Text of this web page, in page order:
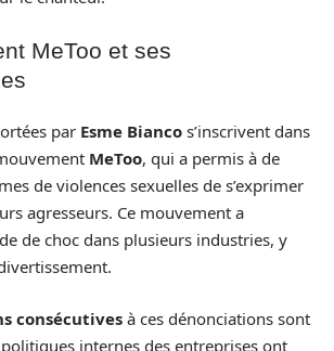
MeToo et ses
par Esme Bianco s’inscrivent dans
MeToo, qui a permis à de
de violences sexuelles de s’exprimer
agresseurs. Ce mouvement a
de choc dans plusieurs industries, y
consécutives à ces dénonciations sont
internes des entreprises ont